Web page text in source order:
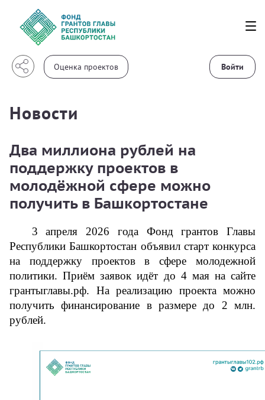
Войти
Новости
Два миллиона рублей на
поддержку проектов в
молодёжной сфере можно
получить в Башкортостане
3 апреля 2026 года Фонд грантов Главы
Республики Башкортостан объявил старт конкурса
на поддержку проектов в сфере молодежной
политики. Приём заявок идёт до 4 мая на сайте
грантыглавы.рф. На реализацию проекта можно
получить финансирование в размере до 2 млн.
рублей.